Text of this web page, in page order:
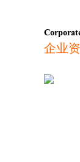
企业